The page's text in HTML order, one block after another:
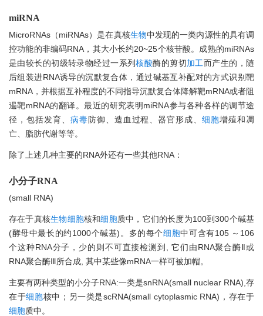
miRNA
MicroRNAs（miRNAs）是在真核生物中发现的一类内源性的具有调
控功能的非编码RNA，其大小长约20~25个核苷酸。成熟的miRNAs
是由较长的初级转录物经过一系列核酸酶的剪切加工而产生的，随
后组装进RNA诱导的沉默复合体，通过碱基互补配对的方式识别靶
mRNA，并根据互补程度的不同指导沉默复合体降解靶mRNA或者阻
遏靶mRNA的翻译。最近的研究表明miRNA参与各种各样的调节途
径，包括发育、 病毒防御、造血过程、器官形成、细胞增殖和凋
亡、脂肪代谢等等。
除了上述几种主要的RNA外还有一些其他RNA：
小分子RNA
(small RNA)
存在于真核生物细胞核和细胞质中，它们的长度为100到300个碱基
(酵母中最长的约1000个碱基)。多的每个细胞中可含有105 ～106
个这种RNA分子，少的则不可直接检测到, 它们由RNA聚合酶Ⅱ或
RNA聚合酶Ⅲ所合成, 其中某些像mRNA一样可被加帽。
主要有两种类型的小分子RNA:一类是snRNA(small nuclear RNA),存
在于细胞核中；另一类是scRNA(small cytoplasmic RNA)，存在于
细胞质中。